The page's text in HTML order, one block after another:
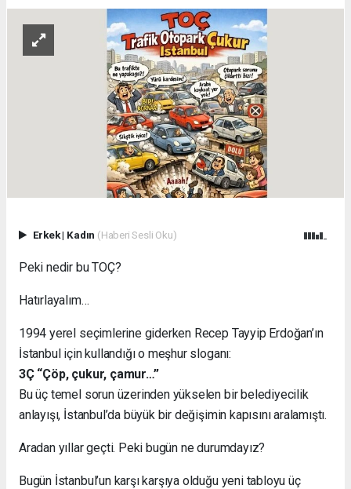
Erkek| Kadın (Haberi Sesli Oku)
Peki nedir bu TOÇ?
Hatırlayalım…
1994 yerel seçimlerine giderken Recep Tayyip Erdoğan’ın
İstanbul için kullandığı o meşhur sloganı:
3Ç “Çöp, çukur, çamur…”
Bu üç temel sorun üzerinden yükselen bir belediyecilik
anlayışı, İstanbul’da büyük bir değişimin kapısını aralamıştı.
Aradan yıllar geçti. Peki bugün ne durumdayız?
Bugün İstanbul’un karşı karşıya olduğu yeni tabloyu üç